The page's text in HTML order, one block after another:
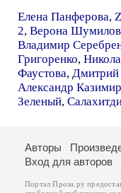
Елена Панферова,
2, Верона
Владимир
Григоренко,
Фаустова,
Александр
Зеленый,
Авторы
Вход для авторов
Портал Проза.ру